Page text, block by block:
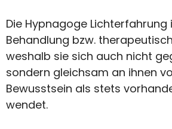
Die Hypnagoge Lichterfahrung
Behandlung bzw.
weshalb sie sich auch nicht
sondern gleichsam an ihnen
Bewusstsein als stets
wendet.